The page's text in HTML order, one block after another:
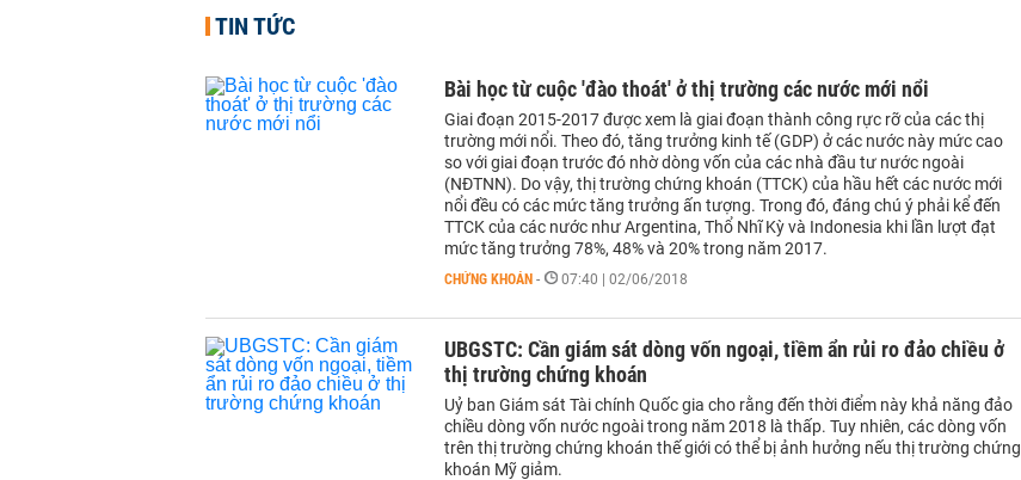
TIN TỨC
Bài học từ cuộc 'đào thoát' ở thị trường các nước mới nổi
Giai đoạn 2015-2017 được xem là giai đoạn thành công rực rỡ của các thị
trường mới nổi. Theo đó, tăng trưởng kinh tế (GDP) ở các nước này mức cao
so với giai đoạn trước đó nhờ dòng vốn của các nhà đầu tư nước ngoài
(NĐTNN). Do vậy, thị trường chứng khoán (TTCK) của hầu hết các nước mới
nổi đều có các mức tăng trưởng ấn tượng. Trong đó, đáng chú ý phải kể đến
TTCK của các nước như Argentina, Thổ Nhĩ Kỳ và Indonesia khi lần lượt đạt
mức tăng trưởng 78%, 48% và 20% trong năm 2017.
CHỨNG KHOÁN - 07:40 | 02/06/2018
UBGSTC: Cần giám sát dòng vốn ngoại, tiềm ẩn rủi ro đảo chiều ở
thị trường chứng khoán
Uỷ ban Giám sát Tài chính Quốc gia cho rằng đến thời điểm này khả năng đảo
chiều dòng vốn nước ngoài trong năm 2018 là thấp. Tuy nhiên, các dòng vốn
trên thị trường chứng khoán thế giới có thể bị ảnh hưởng nếu thị trường chứng
khoán Mỹ giảm.